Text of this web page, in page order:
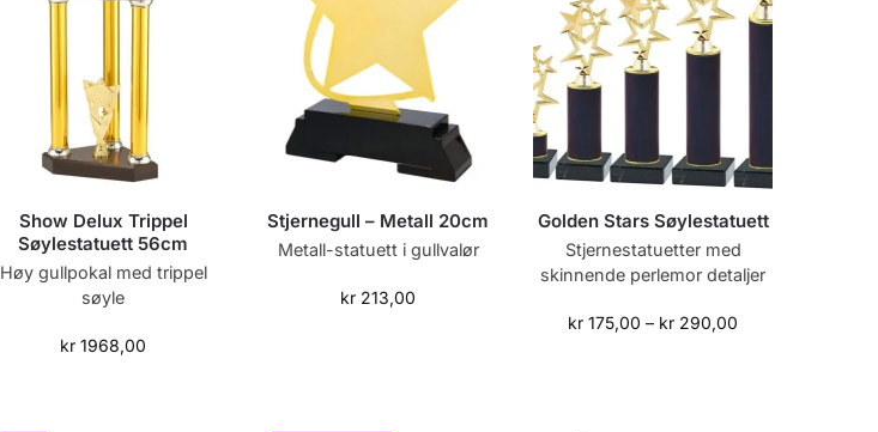
Show Delux Trippel
Søylestatuett 56cm
Høy gullpokal med trippel
søyle
kr 1968,00
Stjernegull – Metall 20cm
Metall-statuett i gullvalør
kr 213,00
Golden Stars Søylestatuett
Stjernestatuetter med
skinnende perlemor detaljer
kr 175,00 – kr 290,00